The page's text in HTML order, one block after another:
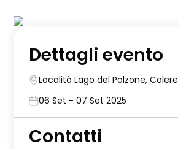
Dettagli evento
Località Lago del Polzone, Colere
06 Set - 07 Set 2025
Contatti